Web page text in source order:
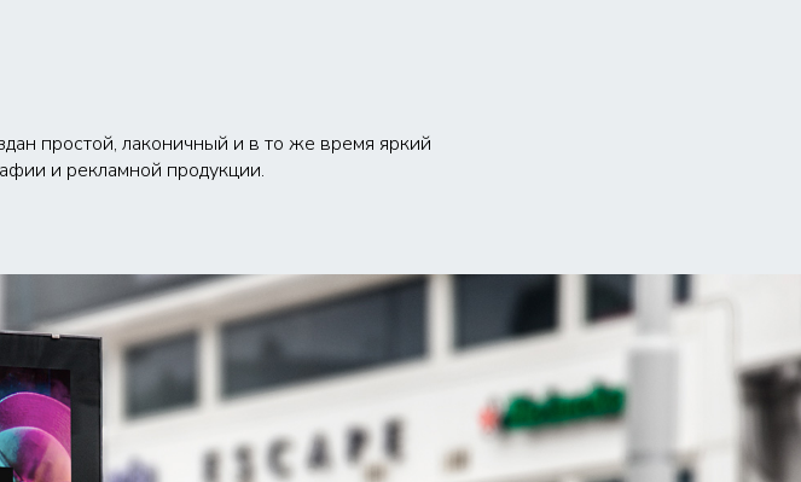
простой, лаконичный и в то же время яркий
и рекламной продукции.